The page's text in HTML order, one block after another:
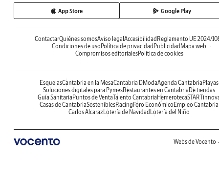
App Store Google Play
ContactarQuiénes somosAviso legal Accesibilidad Reglamento UE 2024/
Condiciones de uso Política de privacidad Publicidad Mapa web
Compromisos editorialesPolítica de cookies
EsquelasCantabria en la MesaCantabria DModaAgenda Cantabria Playas
Soluciones digitales para PymesRestaurantes en Cantabria De tiendas
Guía Sanitaria Puntos de VentaTalento Cantabria Hemeroteca
Casas de CantabriaSosteniblesRacing Foro Económico Empleo Cantabria
Carlos AlcarazLotería de Navidad Lotería del Niño
Webs de Vocento